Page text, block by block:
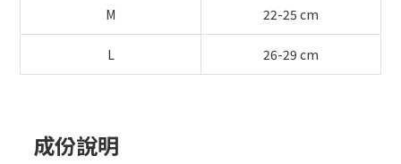
M 22-25 cm
L 26-29 cm
成份說明